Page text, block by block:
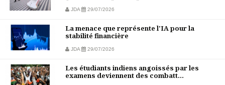
JDA 29/07/2026
La menace que représente l'IA pour la
stabilité financière
JDA 29/07/2026
Les étudiants indiens angoissés par les
examens deviennent des combatt...